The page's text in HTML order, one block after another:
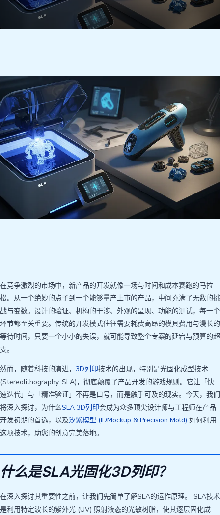
在竞争激烈的市场中，新产品的开发就像一场与时间和成本赛跑的马拉
松。从一个绝妙的点子到一个能够量产上市的产品，中间充满了无数的挑
战与变数。设计的验证、机构的干涉、外观的呈现、功能的测试，每一个
环节都至关重要。传统的开发模式往往需要耗费高昂的模具费用与漫长的
等待时间，只要一个小小的失误，就可能导致整个专案的延宕与预算的超
支。
然而，随着科技的演进， 3D列印技术的出现，特别是光固化成型技术
(Stereolithography, SLA)，彻底颠覆了产品开发的游戏规则。它让「快
速迭代」与「精准验证」不再是口号，而是触手可及的现实。今天，我们
将深入探讨，为什么SLA 3D列印会成为众多顶尖设计师与工程师在产品
开发初期的首选，以及汐紫模型 (IDMockup & Precision Mold) 如何利用
这项技术，助您的创意完美落地。
什么是SLA光固化3D列印？
在深入探讨其重要性之前，让我们先简单了解SLA的运作原理。 SLA技术
是利用特定波长的紫外光 (UV) 照射液态的光敏树脂，使其逐层固化成